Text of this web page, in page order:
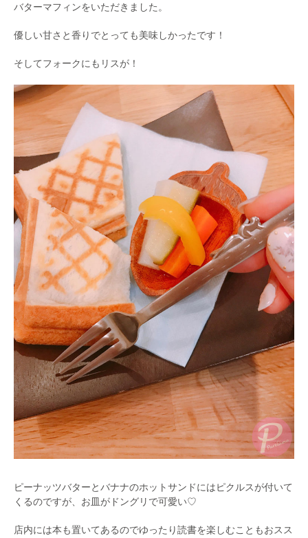
バターマフィンをいただきました。
優しい甘さと香りでとっても美味しかったです！
そしてフォークにもリスが！
ピーナッツバターとバナナのホットサンドにはピクルスが付いて
くるのですが、お皿がドングリで可愛い♡
店内には本も置いてあるのでゆったり読書を楽しむこともおスス